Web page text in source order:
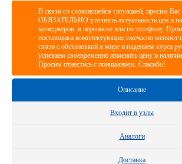
В связи со сложившейся ситуацией, просим Вас
ОБЯЗАТЕЛЬНО уточнять актуальность цен и
менеджеров, в переписке или по телефону.
поставщики комплектующих ежечасно меняют
связи с обстановкой в мире и падением курса
успеваем своевременно изменить цену и
Просим отнестись с пониманием. Спасибо!
Описание
Входит в узлы
Аналоги
Доставка